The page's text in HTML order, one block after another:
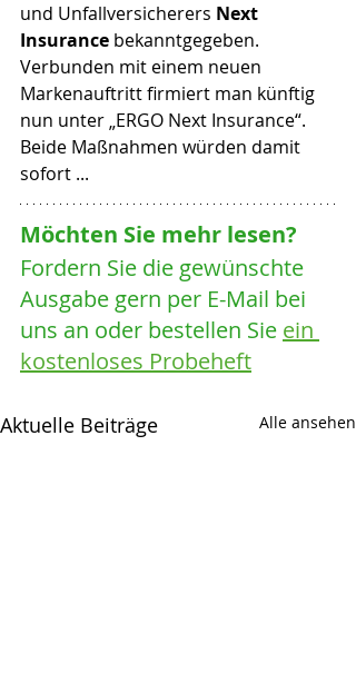
und Unfallversicherers Next
Insurance bekanntgegeben.
Verbunden mit einem neuen
Markenauftritt firmiert man künftig
nun unter „ERGO Next Insurance“.
Beide Maßnahmen würden damit
sofort ...
Möchten Sie mehr lesen?
Fordern Sie die gewünschte
Ausgabe gern per E-Mail bei
uns an oder bestellen Sie ein
kostenloses Probeheft
Aktuelle Beiträge Alle ansehen